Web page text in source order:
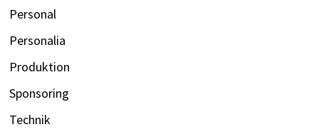
Personal
Personalia
Produktion
Sponsoring
Technik